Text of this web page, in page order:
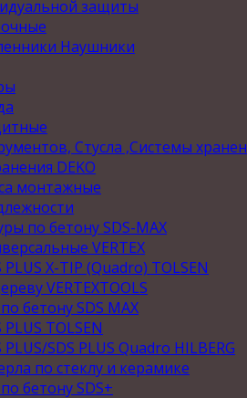
защиты
Наушники
Стусла ,Системы
DEKO
монтажные
по бетону SDS-MAX
VERTEX
X-TIP (Quadro) TOLSEN
VERTEXTOOLS
бетону SDS MAX
TOLSEN
SDS PLUS Quadro HILBERG
по стеклу и керамике
бетону SDS+